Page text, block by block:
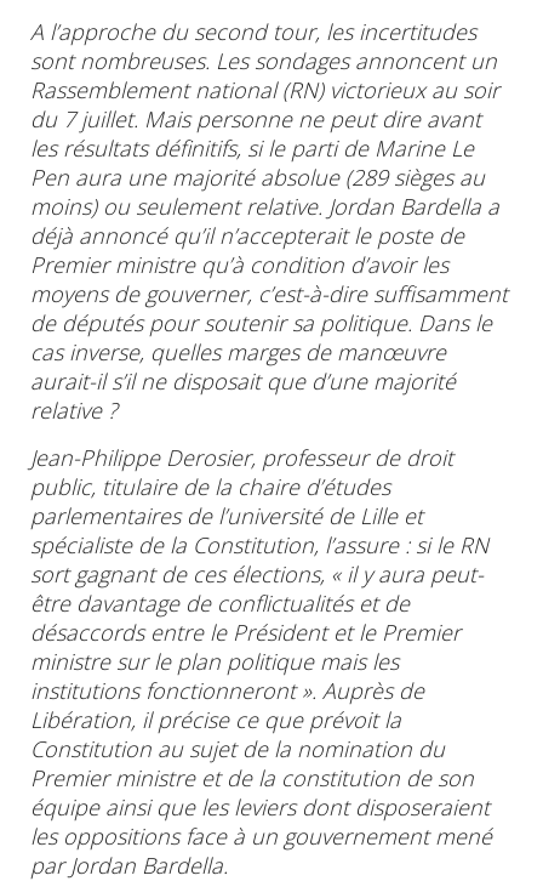
A l’approche du second tour, les incertitudes
sont nombreuses. Les sondages annoncent un
Rassemblement national(RN) victorieux au soir
du 7 juillet. Mais personne ne peut dire avant
les résultats définitifs, si le parti de Marine Le
Pen aura une majorité absolue (289 sièges au
moins) ou seulement relative. Jordan Bardella a
déjà annoncé qu’il n’accepterait le poste de
Premier ministre qu’à condition d’avoir les
moyens de gouverner, c’est-à-dire suffisamment
de députés pour soutenir sa politique. Dans le
cas inverse, quelles marges de manœuvre
aurait-il s’il ne disposait que d’une majorité
relative ?
Jean-Philippe Derosier, professeur de droit
public, titulaire de la chaire d’études
parlementaires de l’université de Lille et
spécialiste de la Constitution, l’assure : si le RN
sort gagnant de ces élections, « il y aura peut-
être davantage de conflictualités et de
désaccords entre le Président et le Premier
ministresur le plan politique mais les
institutions fonctionneront ». Auprès de
Libération, il précise ce que prévoit la
Constitution au sujet de la nomination du
Premier ministre et de la constitution de son
équipe ainsi que les leviers dont disposeraient
les oppositionsface à un gouvernementmené
par Jordan Bardella.